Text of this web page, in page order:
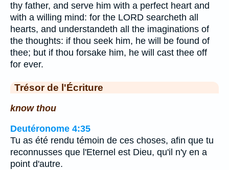
thy father, and serve him with a perfect heart and
with a willing mind: for the LORD searcheth all
hearts, and understandeth all the imaginations of
the thoughts: if thou seek him, he will be found of
thee; but if thou forsake him, he will cast thee off
for ever.
Trésor de l'Écriture
know thou
Deutéronome 4:35
Tu as été rendu témoin de ces choses, afin que tu
reconnusses que l'Eternel est Dieu, qu'il n'y en a
point d'autre.